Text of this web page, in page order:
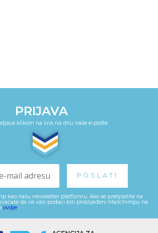
PRIJAVA
klikom na link na dnu naše e-pošte
kao našu newsletter platformu. Ako se pretplatite na
da će vaši podaci biti proslijeđeni Mailchimpu na
ovdje